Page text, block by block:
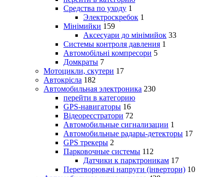
Средства по уходу 1
Электроскребок 1
Мінімийки 159
Аксесуари до мінімийок 33
Системы контроля давления 1
Автомобільні компресори 5
Домкраты 7
Мотоцикли, скутери 17
Автокрісла 182
Автомобильная электроника 230
перейти в категорию
GPS-навигаторы 16
Відеореєстратори 72
Автомобильные сигнализации 1
Автомобильные радары-детекторы 17
GPS трекеры 2
Парковочные системы 112
Датчики к парктроникам 17
Перетворювачі напруги (інвертори) 10